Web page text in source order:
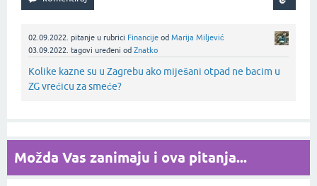
02.09.2022. pitanje u rubrici Financije od Marija Miljević
03.09.2022. tagovi uređeni od Znatko
Kolike kazne su u Zagrebu ako miješani otpad ne bacim u
ZG vrećicu za smeće?
Možda Vas zanimaju i ova pitanja...